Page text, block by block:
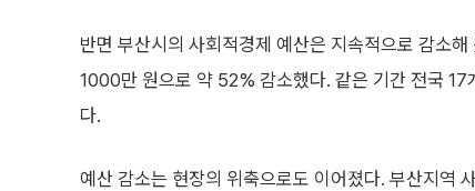
반면 부산시의 사회적경제 예산은 지속적으로 감소
1000만 원으로 약 52% 감소했다. 같은 기간 전국 17
다.
예산 감소는 현장의 위축으로도 이어졌다. 부산지